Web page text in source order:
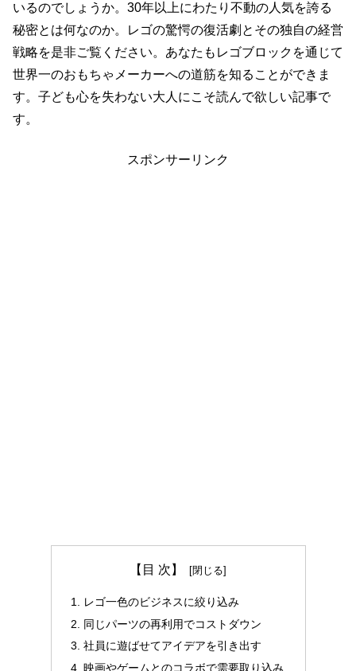
いるのでしょうか。30年以上にわたり不動の人気を誇る
秘密とは何なのか。レゴの驚愕の復活劇とその独自の経営
戦略を是非ご覧ください。あなたもレゴブロックを通じて
世界一のおもちゃメーカーへの道筋を知ることができま
す。子ども心を失わない大人にこそ読んで欲しい記事で
す。
スポンサーリンク
【目 次】
レゴ一色のビジネスに絞り込み
同じパーツの再利用でコストダウン
社員に遊ばせてアイデアを引き出す
映画やゲームとのコラボで需要取り込み